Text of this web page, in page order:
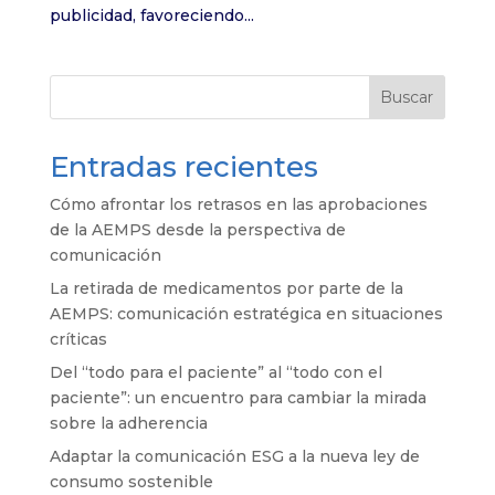
publicidad, favoreciendo...
Buscar
Entradas recientes
Cómo afrontar los retrasos en las aprobaciones
de la AEMPS desde la perspectiva de
comunicación
La retirada de medicamentos por parte de la
AEMPS: comunicación estratégica en situaciones
críticas
Del “todo para el paciente” al “todo con el
paciente”: un encuentro para cambiar la mirada
sobre la adherencia
Adaptar la comunicación ESG a la nueva ley de
consumo sostenible